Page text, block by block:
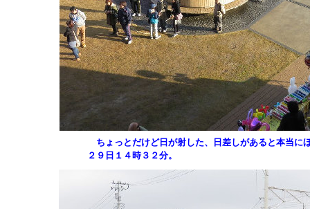
ちょっとだけど日が射した、日差しがあると本当に
２９日１４時３２分。